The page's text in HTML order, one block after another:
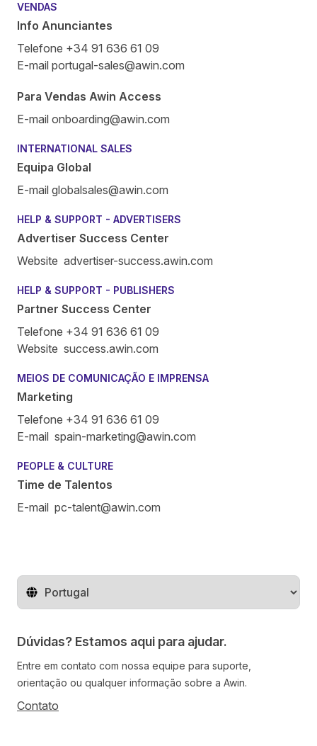
VENDAS
Info Anunciantes
Telefone +34 91 636 61 09
E-mail portugal-sales@awin.com
Para Vendas Awin Access
E-mail onboarding@awin.com
INTERNATIONAL SALES
Equipa Global
E-mail globalsales@awin.com
HELP & SUPPORT - ADVERTISERS
Advertiser Success Center
Website advertiser-success.awin.com
HELP & SUPPORT - PUBLISHERS
Partner Success Center
Telefone +34 91 636 61 09
Website success.awin.com
MEIOS DE COMUNICAÇÃO E IMPRENSA
Marketing
Telefone +34 91 636 61 09
E-mail spain-marketing@awin.com
PEOPLE & CULTURE
Time de Talentos
E-mail pc-talent@awin.com
Mude o território
Dúvidas? Estamos aqui para ajudar.
Entre em contato com nossa equipe para suporte,
orientação ou qualquer informação sobre a Awin.
Contato